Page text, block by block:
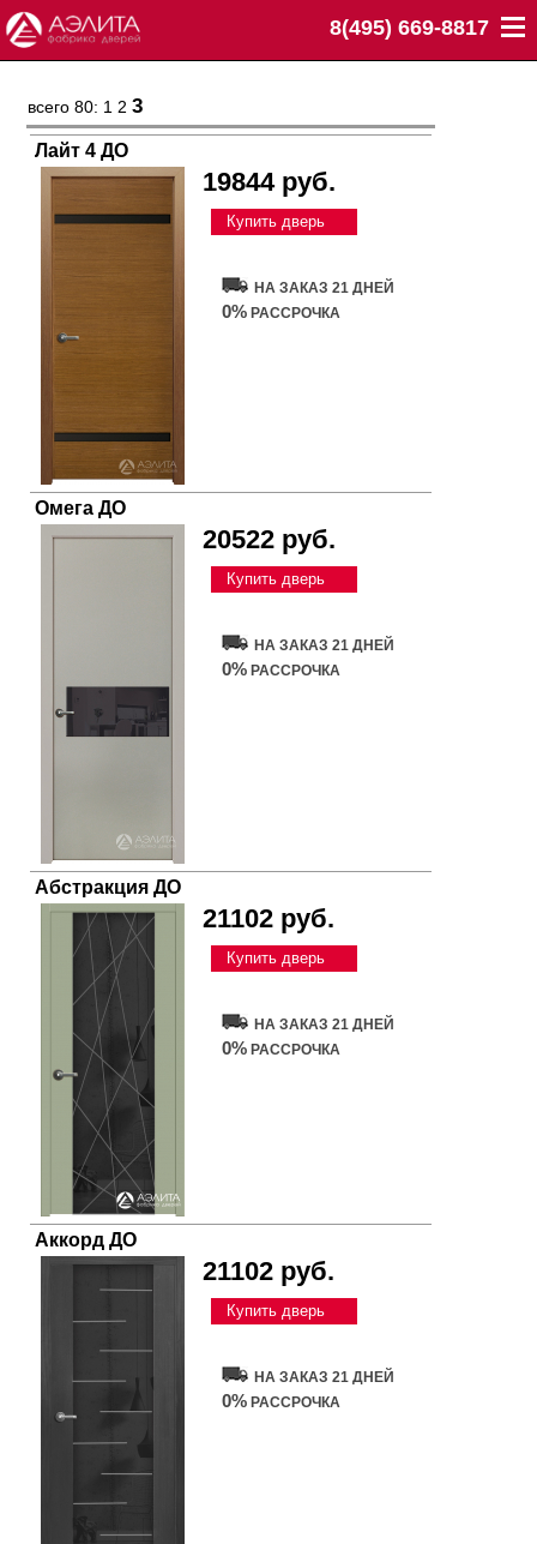
8(495) 669-8817
всего 80: 1 2 3
Лайт 4 ДО
19844 руб.
Купить дверь
НА ЗАКАЗ 21 ДНЕЙ
0% РАССРОЧКА
Омега ДО
20522 руб.
Купить дверь
НА ЗАКАЗ 21 ДНЕЙ
0% РАССРОЧКА
Абстракция ДО
21102 руб.
Купить дверь
НА ЗАКАЗ 21 ДНЕЙ
0% РАССРОЧКА
Аккорд ДО
21102 руб.
Купить дверь
НА ЗАКАЗ 21 ДНЕЙ
0% РАССРОЧКА